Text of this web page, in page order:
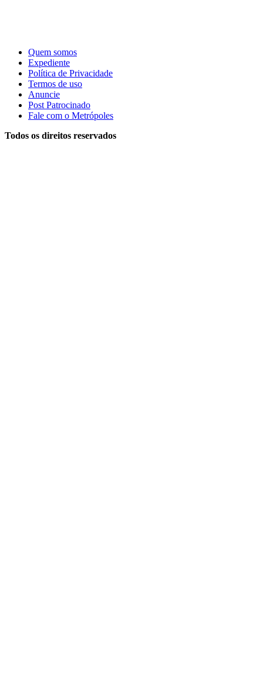
Quem somos
Expediente
Política de Privacidade
Termos de uso
Anuncie
Post Patrocinado
Fale com o Metrópoles
Todos os direitos reservados